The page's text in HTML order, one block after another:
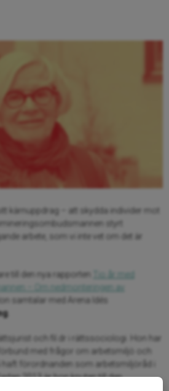
kärnuppdrag – att skydda individer mot
styrt
arbete, som vi inte vet om det är
till den nya rapporten
Tio år med
– Om nedmonteringen av
samtalar med Arena Idés
och fil.dr i rättssociologi. Hon har
med frågor om arbetsmiljö och
förordnanden som arbetsmiljöråd i
2013 är hon knuten till den